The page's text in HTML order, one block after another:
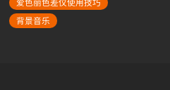
爱色丽色差仪使用技巧
背景音乐